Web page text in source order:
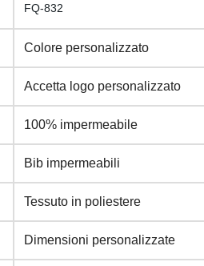
FQ-832
Colore personalizzato
Accetta logo personalizzato
100% impermeabile
Bib impermeabili
Tessuto in poliestere
Dimensioni personalizzate